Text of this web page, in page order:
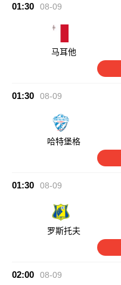
01:30 08-09
马耳他
01:30 08-09
哈特堡格
01:30 08-09
罗斯托夫
02:00 08-09